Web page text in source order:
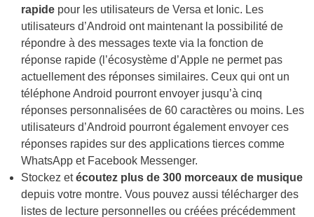
rapide pour les utilisateurs de Versa et Ionic. Les
utilisateurs d’Android ont maintenant la possibilité de
répondre à des messages texte via la fonction de
réponse rapide (l’écosystème d’Apple ne permet pas
actuellement des réponses similaires. Ceux qui ont un
téléphone Android pourront envoyer jusqu’à cinq
réponses personnalisées de 60 caractères ou moins. Les
utilisateurs d’Android pourront également envoyer ces
réponses rapides sur des applications tierces comme
WhatsApp et Facebook Messenger.
Stockez etécoutez plus de 300 morceaux de musique
depuis votre montre. Vous pouvez aussi télécharger des
listes de lecture personnelles ou créées précédemment